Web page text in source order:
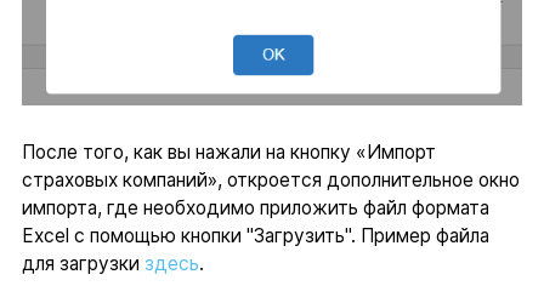
После того, как вы нажали на кнопку «Импорт
страховых компаний», откроется дополнительное окно
импорта, где необходимо приложить файл формата
Excel с помощью кнопки "Загрузить". Пример файла
для загрузки здесь.